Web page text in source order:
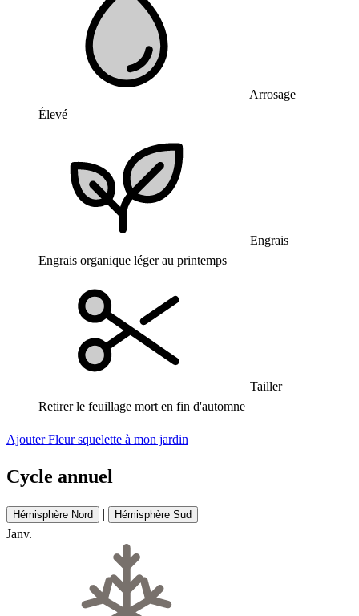
Arrosage
Élevé
Engrais
Engrais organique léger au printemps
Tailler
Retirer le feuillage mort en fin d'automne
Ajouter Fleur squelette à mon jardin
Cycle annuel
Hémisphère Nord | Hémisphère Sud
Janv.